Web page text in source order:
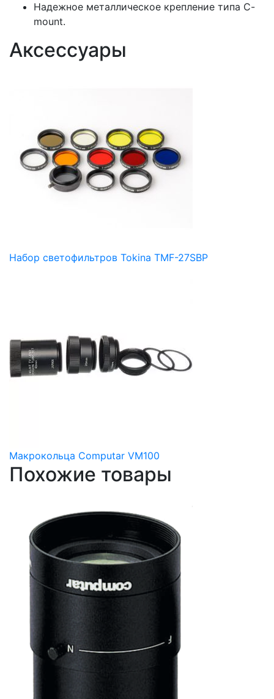
Надежное металлическое крепление типа C-
mount.
Аксессуары
Набор светофильтров Tokina TMF-27SBP
Макрокольца Computar VM100
Похожие товары